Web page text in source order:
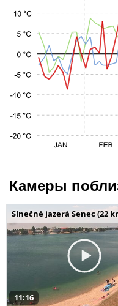
Камеры
Slnečné jazerá Senec (22
11:16